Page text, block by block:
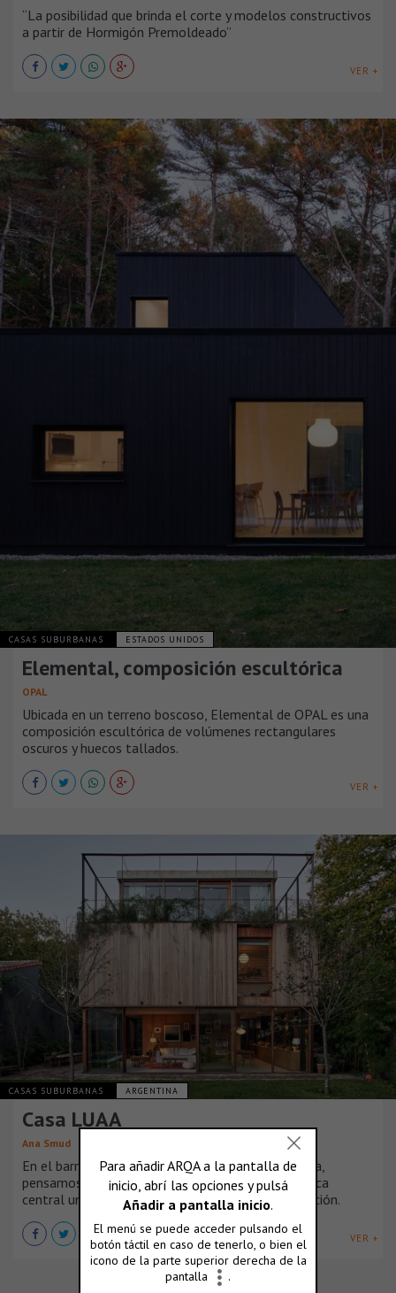
“La posibilidad que brinda el corte y modelos constructivos
a partir de Hormigón Premoldeado”
VER +
CASAS SUBURBANAS ESTADOS UNIDOS
Elemental, composición escultórica
OPAL
Ubicada en un terreno boscoso, Elemental de OPAL es una
composición escultórica de volúmenes rectangulares
oscuros y huecos tallados.
VER +
CASAS SUBURBANAS ARGENTINA
Casa LUAA
Ana Smud
En el barrio residencial de Vicente Lopez, Argentina,
pensamos una casa que tuviera como característica
central un vínculo fluido con el jardín y su vegetación.
VER +